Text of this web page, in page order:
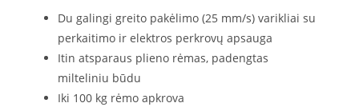
Du galingi greito pakėlimo (25 mm/s) varikliai su
perkaitimo ir elektros perkrovų apsauga
Itin atsparaus plieno rėmas, padengtas
milteliniu būdu
Iki 100 kg rėmo apkrova